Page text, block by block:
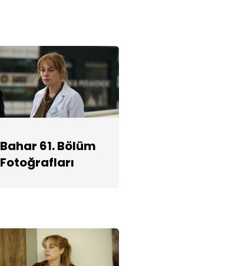
Bahar 56.
Bölüm
Fotoğrafları
Bahar 55.
Fotoğrafları
Bahar 61. Bölüm
Fotoğrafları